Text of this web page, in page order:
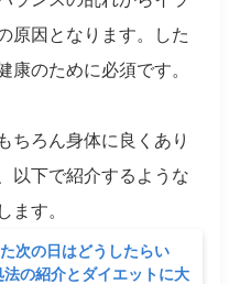
原因となります。した
康のために必須です。
ちろん身体に良くあり
以下で紹介するような
ます。
次の日はどうしたらい
法の紹介とダイエットに大